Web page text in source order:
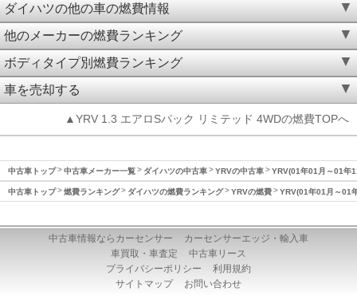
ダイハツの他の車の燃費情報
他のメーカーの燃費ランキング
ボディタイプ別燃費ランキング
車を売却する
▲YRV 1.3 エアロSパック リミテッド 4WDの燃費TOPへ
中古車トップ 中古車メーカー一覧 ダイハツの中古車 YRVの中古車 YRV(01年01月～01年
中古車トップ 燃費ランキング ダイハツの燃費ランキング YRVの燃費 YRV(01年01月～01
中古車情報ならカーセンサー
カーセンサーエッジ・輸入車
車買取・車査定
中古車リース
プライバシーポリシー
利用規約
サイトマップ
お問い合わせ